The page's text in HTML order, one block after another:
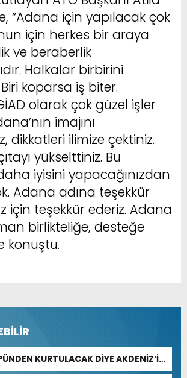
“Adana için yapılacak çok
için herkes bir araya
ve beraberlik
Halkalar birbirini
koparsa iş biter.
olarak çok güzel işler
imajını
dikkatleri ilimize çektiniz.
yükselttiniz. Bu
iyisini yapacağınızdan
Adana adına teşekkür
için teşekkür ederiz. Adana
birlikteliğe, desteğe
konuştu.
KURTULACAK DİYE AKDENİZ’İ